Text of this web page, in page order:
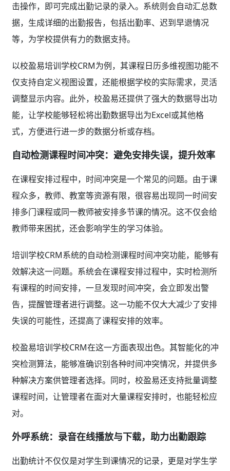
击操作，即可完成出勤记录的录入。系统则会自动汇总数
据，生成详细的出勤报告，包括出勤率、迟到早退情况
等，为学校提供有力的数据支持。
以校盈易培训学校CRM为例，其课程日历多维视图功能不
仅支持自定义视图设置，还能根据学校的实际需求，灵活
调整显示内容。此外，校盈易还提供了强大的数据导出功
能，让学校能够轻松将出勤数据导出为Excel或其他格
式，方便进行进一步的数据分析或存档。
自动检测课程时间冲突：避免安排失误，提升效率
在课程安排过程中，时间冲突是一个常见的问题。由于课
程众多，教师、教室等资源有限，很容易出现同一时间安
排多门课程或同一教师被安排多节课的情况。这不仅会给
教师带来困扰，还会影响学生的学习体验。
培训学校CRM系统的自动检测课程时间冲突功能，能够有
效解决这一问题。系统会在课程安排过程中，实时检测所
有课程的时间安排，一旦发现时间冲突，会立即发出警
告，提醒管理者进行调整。这一功能不仅大大减少了安排
失误的可能性，还提高了课程安排的效率。
校盈易培训学校CRM在这一方面表现出色。其智能化的冲
突检测算法，能够准确识别各种时间冲突情况，并提供多
种解决方案供管理者选择。同时，校盈易还支持批量调整
课程时间，让管理者在面对大量课程安排时，也能轻松应
对。
外呼系统：录音在线播放与下载，助力出勤跟踪
出勤统计不仅仅是对学生到课情况的记录，更是对学生学